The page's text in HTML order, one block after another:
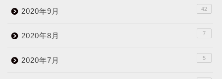
2020年9月 42
2020年8月 7
2020年7月 5